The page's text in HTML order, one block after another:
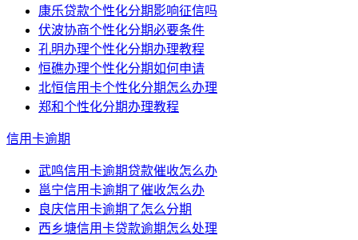
康乐贷款个性化分期影响征信吗
伏波协商个性化分期必要条件
孔明办理个性化分期办理教程
恒礁办理个性化分期如何申请
北恒信用卡个性化分期怎么办理
郑和个性化分期办理教程
信用卡逾期
武鸣信用卡逾期贷款催收怎么办
邕宁信用卡逾期了催收怎么办
良庆信用卡逾期了怎么分期
西乡塘信用卡贷款逾期怎么处理